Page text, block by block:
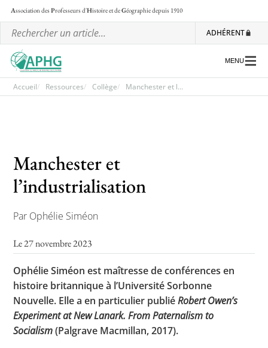
Association desProfesseurs d'Histoire et deGéographiedepuis 1910
ADHÉRENT
Les ateliers nationaux
Communiqués et motions
Lettre d’information de l’APHG
L’APHG dans la presse
Toutes les actualités
Les rendez-vous de l’APHG
MENU
Accueil Ressources Collège Manchester et l...
Manchester et
l’industrialisation
Par Ophélie Siméon
Le 27 novembre 2023
Ophélie Siméon est maîtresse de conférences en
histoire britannique à l’Université Sorbonne
Nouvelle. Elle a en particulier publiéRobert Owen’s
Experiment at New Lanark. From Paternalism to
Socialism(Palgrave Macmillan, 2017).